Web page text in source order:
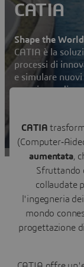
CATIA
Shape the
CATIA è la
processi di
e simulare
esperienze di
Visita la
CATIA
aumentata,
Sfruttando
collaudate
l'ingegneria
mondo
progettazione